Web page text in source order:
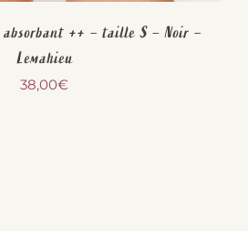
absorbant ++ – taille S – Noir –
Lemahieu
38,00€